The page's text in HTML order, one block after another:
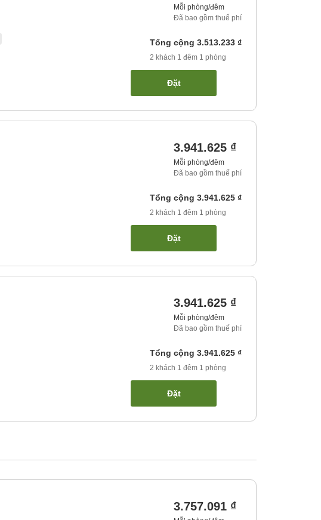
Mỗi phòng/đêm
Đã bao gồm thuế phí
Tổng cộng 3.513.233 ₫
2 khách 1 đêm 1 phòng
Đặt
3.941.625 ₫
Mỗi phòng/đêm
Đã bao gồm thuế phí
Tổng cộng 3.941.625 ₫
2 khách 1 đêm 1 phòng
Đặt
3.941.625 ₫
Mỗi phòng/đêm
Đã bao gồm thuế phí
Tổng cộng 3.941.625 ₫
2 khách 1 đêm 1 phòng
Đặt
3.757.091 ₫